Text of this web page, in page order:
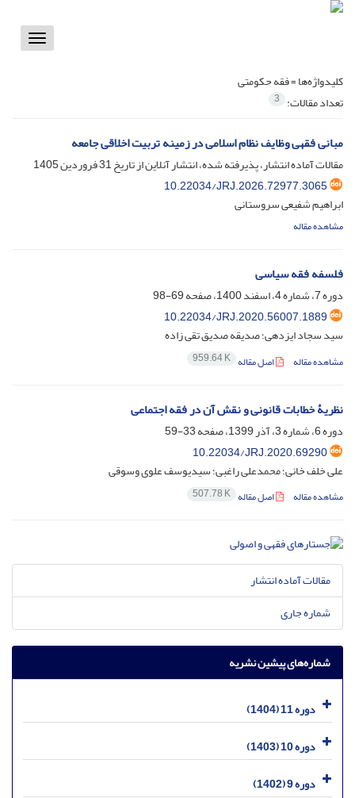
Toggle
کلیدواژه‌ها =فقه حکومتی
تعداد مقالات: 3
مبانی فقهی وظایف نظام اسلامی در زمینه تربیت اخلاقی جامعه
مقالات آماده انتشار، پذیرفته شده، انتشار آنلاین از تاریخ31 فروردین 1405
10.22034/JRJ.2026.72977.3065
ابراهیم شفیعی سروستانی
مشاهده مقاله
فلسفه فقه سیاسی
دوره 7، شماره 4، اسفند 1400، صفحه
69-98
10.22034/JRJ.2020.56007.1889
سید سجاد ایزدهی؛ صدیقه صدیق تقی زاده
مشاهده مقاله اصل مقاله 959.64 K
نظریۀ خطابات قانونی و نقش آن در فقه اجتماعی
دوره 6، شماره 3، آذر 1399، صفحه
33-59
10.22034/JRJ.2020.69290
علی خلف خانی؛ محمدعلی راغبی؛ سیدیوسف علوی وسوقی
مشاهده مقاله اصل مقاله 507.78 K
مقالات آماده انتشار
شماره جاری
شماره‌های پیشین نشریه
دوره 11 (1404)
دوره 10 (1403)
دوره 9 (1402)